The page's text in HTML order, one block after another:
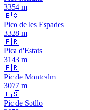
3354 m
🇪🇸
Pico de les Espades
3328 m
🇫🇷
Pica d'Estats
3143 m
🇫🇷
Pic de Montcalm
3077 m
🇪🇸
Pic de Sotllo